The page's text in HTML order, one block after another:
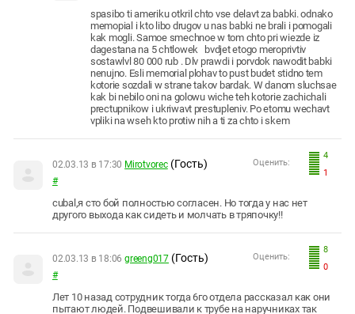
spasibo ti ameriku otkril chto vse delavt za babki. odnako
memopial i kto libo drugov u nas babki ne brali i pomogali
kak mogli. Samoe smechnoe w tom chto pri wiezde iz
dagestana na 5 chtlowek bvdjet etogo meroprivtiv
sostawlvl 80 000 rub . Dlv prawdi i porvdok nawodit babki
nenujno. Esli memorial plohav to pust budet stidno tem
kotorie sozdali w strane takov bardak. W danom sluchsae
kak bi nebilo oni na golowu wiche teh kotorie zachichali
prectupnikow i ukriwavt prestupleniv. Po etomu wechavt
vpliki na wseh kto protiw nih a ti za chto i skem
4
1
Оценить:
02.03.13 в 17:30 Mirotvorec (Гость)
#
сubal,я сто бой полностью согласен. Но тогда у нас нет
другого выхода как сидеть и молчать в тряпочку!!
8
0
Оценить:
02.03.13 в 18:06 greeng017 (Гость)
#
Лет 10 назад сотрудник тогда 6го отдела рассказал как они
пытают людей. Подвешивали к трубе на наручниках так